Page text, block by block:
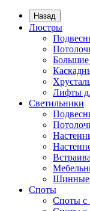
Назад
Люстры
Лифты
Светильники
Шинные
Споты
Споты с